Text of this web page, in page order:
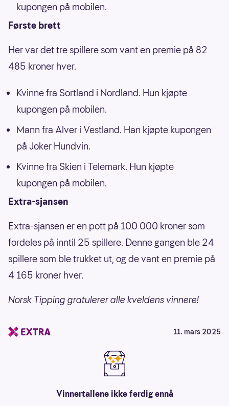
kupongen på mobilen.
Første brett
Her var det tre spillere som vant en premie på 82
485 kroner hver.
Kvinne fra Sortland i Nordland. Hun kjøpte
kupongen på mobilen.
Mann fra Alver i Vestland. Han kjøpte kupongen
på Joker Hundvin.
Kvinne fra Skien i Telemark. Hun kjøpte
kupongen på mobilen.
Extra-sjansen
Extra-sjansen er en pott på 100 000 kroner som
fordeles på inntil 25 spillere. Denne gangen ble 24
spillere som ble trukket ut, og de vant en premie på
4 165 kroner hver.
Norsk Tipping gratulerer alle kveldens vinnere!
11. mars 2025
Vinnertallene ikke ferdig ennå